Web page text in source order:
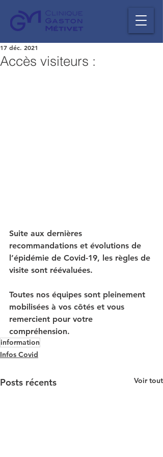
Accès visiteurs :
17 déc. 2021
Suite aux dernières
recommandations et évolutions de
l’épidémie de Covid-19, les règles de
visite sont réévaluées.
Toutes nos équipes sont pleinement
mobilisées à vos côtés et vous
remercient pour votre
compréhension.
information
Infos Covid
Posts récents Voir tout